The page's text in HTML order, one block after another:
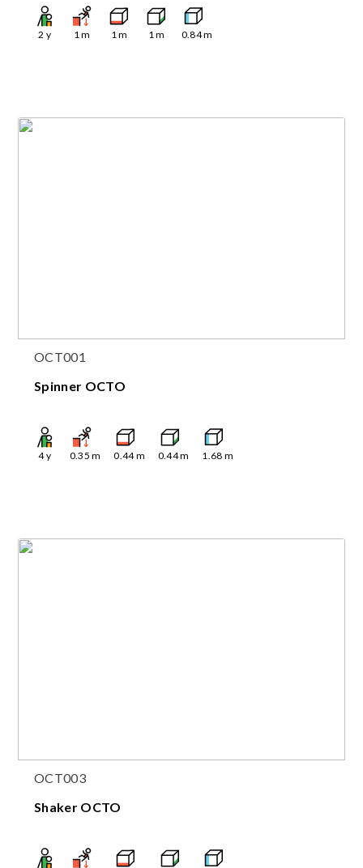
2 y 1m 1m 1m 0.84m
OCT001
Spinner OCTO
4y 0.35 m 0.44m 0.44m 1.68 m
OCT003
Shaker OCTO